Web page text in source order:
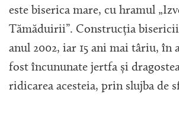
este biserica mare, cu hramul
Tămăduirii”. Construcția
anul 2002, iar 15 ani mai târiu, în
fost încununate jertfa și
ridicarea acesteia, prin slujba de